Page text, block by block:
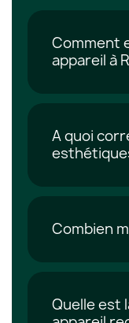
Comment
appareil à
A quoi
Combien
Quelle est